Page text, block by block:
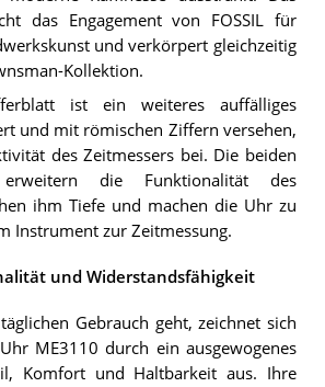
das Engagement von FOSSIL für
und verkörpert gleichzeitig
Kollektion.
ist ein weiteres auffälliges
und mit römischen Ziffern versehen,
des Zeitmessers bei. Die beiden
erweitern die Funktionalität des
ihm Tiefe und machen die Uhr zu
Instrument zur Zeitmessung.
und Widerstandsfähigkeit
Gebrauch geht, zeichnet sich
ME3110 durch ein ausgewogenes
Komfort und Haltbarkeit aus. Ihre